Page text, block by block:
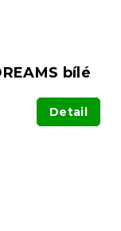
bílé
Detail